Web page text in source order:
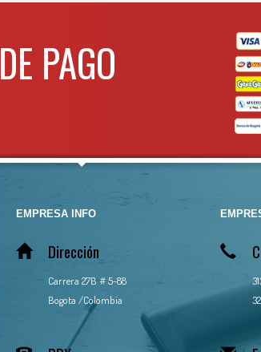
PAGO
EMPRESA INFO
Dirección
Carrera 27B # 5-88
Bogota /Colombia